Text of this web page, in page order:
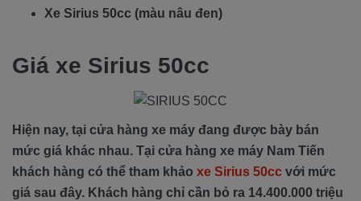
Xe Sirius 50cc (màu nâu đen)
Giá xe Sirius 50cc
Hiện nay, tại cửa hàng xe máy đang được bày bán
mức giá khác nhau. Tại cửa hàng xe máy Nam Tiến
khách hàng có thể tham khảo xe Sirius 50cc với mức
giá sau đây. Khách hàng chỉ cần bỏ ra 14.400.000 triệu